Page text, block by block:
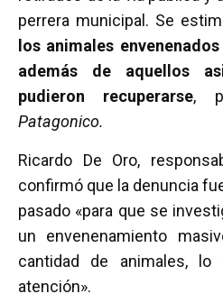
perrera municipal. Se
los animales
además de aquellos
pudieron recuperarse,
Patagonico.
Ricardo De Oro,
confirmó que la denuncia
pasado «para que se
un envenenamiento
cantidad de animales,
atención».